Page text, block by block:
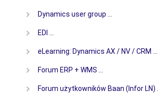
Dynamics user group …
EDI …
eLearning: Dynamics AX / NV / CRM …
Forum ERP + WMS …
Forum użytkowników Baan (Infor LN) …